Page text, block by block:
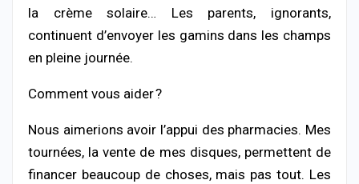
la crème solaire… Les parents, ignorants,
continuent d’envoyer les gamins dans les champs
en pleine journée.
Comment vous aider ?
Nous aimerions avoir l’appui des pharmacies. Mes
tournées, la vente de mes disques, permettent de
financer beaucoup de choses, mais pas tout. Les